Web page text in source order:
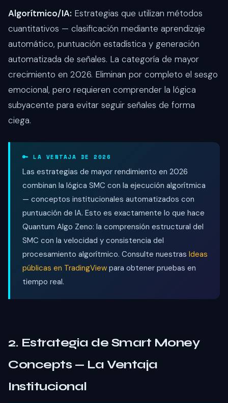
Algorítmico/IA: Estrategias que utilizan métodos
cuantitativos — clasificación mediante aprendizaje
automático, puntuación estadística y generación
automatizada de señales. La categoría de mayor
crecimiento en 2026. Eliminan por completo el sesgo
emocional, pero requieren comprender la lógica
subyacente para evitar seguir señales de forma
ciega.
🔑 LA VENTAJA DE 2026
Las estrategias de mayor rendimiento en 2026
combinan la lógica SMC con la ejecución algorítmica
— conceptos institucionales automatizados con
puntuación de IA. Esto es exactamente lo que hace
Quantum Algo Zeno: la comprensión estructural del
SMC con la velocidad y consistencia del
procesamiento algorítmico. Consulte nuestras Ideas
públicas en TradingView para obtener pruebas en
tiempo real.
2. Estrategia de Smart Money
Concepts — La Ventaja
Institucional